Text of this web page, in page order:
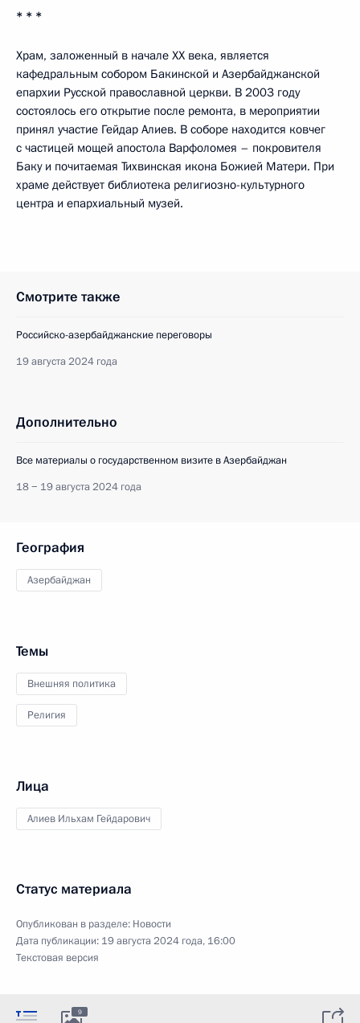
* * *
Храм, заложенный в начале XX века, является
кафедральным собором Бакинской и Азербайджанской
епархии Русской православной церкви. В 2003 году
состоялось его открытие после ремонта, в мероприятии
принял участие Гейдар Алиев. В соборе находится ковчег
с частицей мощей апостола Варфоломея – покровителя
Баку и почитаемая Тихвинская икона Божией Матери. При
храме действует библиотека религиозно-культурного
центра и епархиальный музей.
Смотрите также
Российско-азербайджанские переговоры
19 августа 2024 года
Дополнительно
Все материалы о государственном визите в Азербайджан
18 − 19 августа 2024 года
География
Азербайджан
Темы
Внешняя политика
Религия
Лица
Алиев Ильхам Гейдарович
Статус материала
Опубликован в разделе: Новости
Дата публикации: 19 августа 2024 года, 16:00
Текстовая версия
9